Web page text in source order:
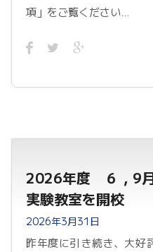
項」をご覧ください…
2026年度 ６，9
実験教室を開校
2026年3月31日
昨年度に引き続き、大好